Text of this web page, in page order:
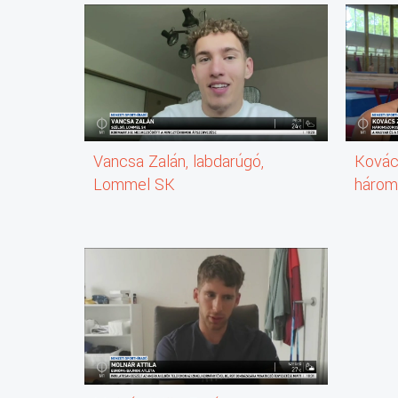
A 21 éves válogatott labdarúgónak nem lehet
panasz a jelenlegi klubjára, hiszen a Lommel
nemrég visszajutott a belga élvonalba,
ráadásul éppen Vancsa góljának köszönhetően.
A Lommel 23 év után szerepelhet az
első osztályban.
Az, hogy ezt véghez is vittük,
az tényleg egy elképesztő dolog.
Nem mindennapi tettet hajtott végre Vancsa
Zoltán és csapata a Lommel.
A Lommel 23 év után került vissza ismét a
belga első osztályba,
ehhez pedig éppen Vancsa Zalán gólja kellett.
Az élvonalbeli Denver elleni párharcban egy
gólnélküli döntetlen mellett otthon 3 2 re
nyert a Lommel. Vancsa 96.
Percben szerzett góljával huszonhárom év után
jutottunk fel.
Azért ez az egész város megérezte, és az csak egy
Vancsa Zalán, labdarúgó,
Lommel SK